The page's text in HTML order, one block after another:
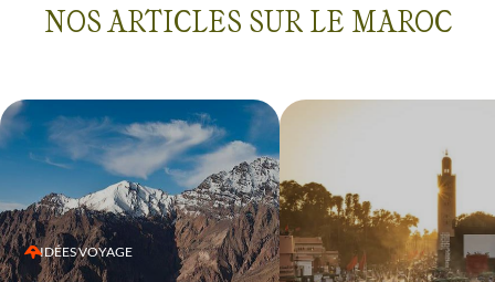
NOS ARTICLES SUR LE MAROC
IDÉES VOYAGE